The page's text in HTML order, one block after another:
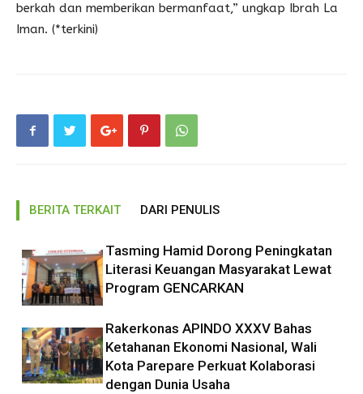
berkah dan memberikan bermanfaat,” ungkap Ibrah La
Iman. (*terkini)
BERITA TERKAIT DARI PENULIS
Tasming Hamid Dorong Peningkatan
Literasi Keuangan Masyarakat Lewat
Program GENCARKAN
Rakerkonas APINDO XXXV Bahas
Ketahanan Ekonomi Nasional, Wali
Kota Parepare Perkuat Kolaborasi
dengan Dunia Usaha